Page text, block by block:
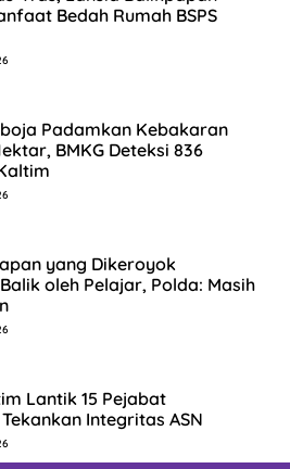
Bedah Rumah BSPS
Padamkan Kebakaran
BMKG Deteksi 836
yang Dikeroyok
oleh Pelajar, Polda: Masih
Lantik 15 Pejabat
Integritas ASN